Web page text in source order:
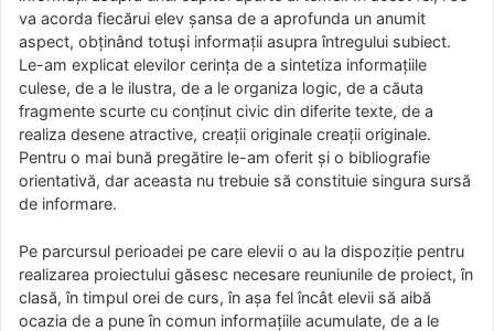
va acorda fiecărui elev şansa de a aprofunda un anumit
aspect, obţinând totuşi informaţii asupra întregului subiect.
Le-am explicat elevilor cerinţa de a sintetiza informaţiile
culese, de a le ilustra, de a le organiza logic, de a căuta
fragmente scurte cu conţinut civic din diferite texte, de a
realiza desene atractive, creaţii originale creaţii originale.
Pentru o mai bună pregătire le-am oferit şi o bibliografie
orientativă, dar aceasta nu trebuie să constituie singura sursă
de informare.
Pe parcursul perioadei pe care elevii o au la dispoziţie pentru
realizarea proiectului găsesc necesare reuniunile de proiect, în
clasă, în timpul orei de curs, în aşa fel încât elevii să aibă
ocazia de a pune în comun informaţiile acumulate, de a le